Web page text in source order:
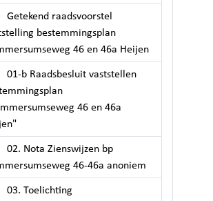
Getekend raadsvoorstel
bestemmingsplan
46 en 46a Heijen
01-b Raadsbesluit vaststellen
46 en 46a
02. Nota Zienswijzen bp
46-46a anoniem
03. Toelichting